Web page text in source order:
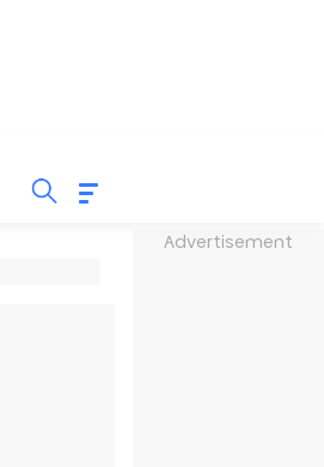
Advertisement
TAUSYIAH